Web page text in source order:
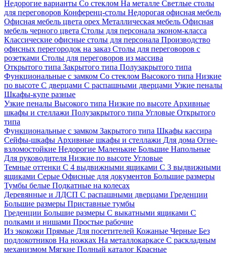
Недорогие варианты Со стеклом На металле Светлые столы
для переговоров Конференц-столы Недорогая офисная мебель
Офисная мебель цвета орех Металлическая мебель Офисная
мебель черного цвета Столы для персонала эконом-класса
Классические офисные столы для персонала Производство
офисных перегородок на заказ Столы для переговоров с
розетками Столы для переговоров из массива
Открытого типа Закрытого типа Полузакрытого типа
Функциональные с замком Со стеклом Высокого типа Низкие
по высоте С дверцами С распашными дверцами Узкие пеналы
Шкафы-купе разные
Узкие пеналы Высокого типа Низкие по высоте Архивные
шкафы и стеллажи Полузакрытого типа Угловые Открытого
типа
Функциональные с замком Закрытого типа Шкафы кассира
Сейфы-шкафы Архивные шкафы и стеллажи Для дома Огне-
взломостойкие Недорогие Маленькие Большие Напольные
Для руководителя Низкие по высоте Угловые
Темные оттенки С 4 выдвижными ящиками С 3 выдвижными
ящиками Серые Офисные для документов Большие размеры
Тумбы белые Подкатные на колесах
Деревянные и ЛДСП С распашными дверцами Греденции
Большие размеры Приставные тумбы
Греденции Большие размеры С выкатными ящиками С
полками и нишами Простые рабочие
Из экокожи Прямые Для посетителей Кожаные Черные Без
подлокотников На ножках На металлокаркасе С раскладным
механизмом Мягкие Полный каталог Красные